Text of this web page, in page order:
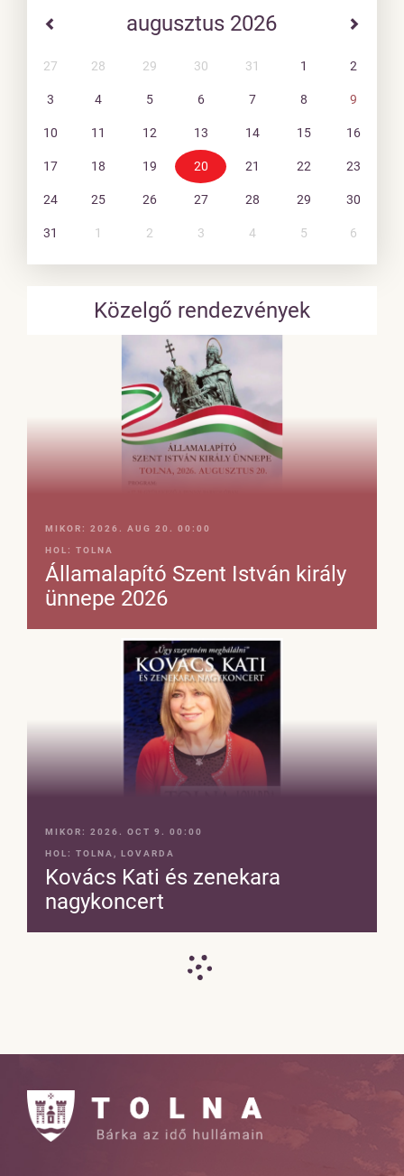
augusztus 2026
27 28 29 30 31 1 2
3 4 5 6 7 8 9
10 11 12 13 14 15 16
17 18 19 20 21 22 23
24 25 26 27 28 29 30
31 1 2 3 4 5 6
Közelgő rendezvények
MIKOR: 2026. AUG 20. 00:00
HOL: TOLNA
Államalapító Szent István király
ünnepe 2026
MIKOR: 2026. OCT 9. 00:00
HOL: TOLNA, LOVARDA
Kovács Kati és zenekara
nagykoncert